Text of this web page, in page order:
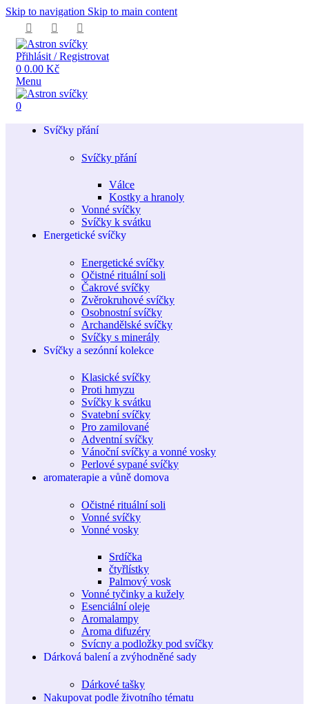
Skip to navigation Skip to main content
Přihlásit / Registrovat
0 0.00 Kč
Menu
0
Svíčky přání
Svíčky přání
Válce
Kostky a hranoly
Vonné svíčky
Svíčky k svátku
Energetické svíčky
Energetické svíčky
Očistné rituální soli
Čakrové svíčky
Zvěrokruhové svíčky
Osobnostní svíčky
Archandělské svíčky
Svíčky s minerály
Svíčky a sezónní kolekce
Klasické svíčky
Proti hmyzu
Svíčky k svátku
Svatební svíčky
Pro zamilované
Adventní svíčky
Vánoční svíčky a vonné vosky
Perlové sypané svíčky
aromaterapie a vůně domova
Očistné rituální soli
Vonné svíčky
Vonné vosky
Srdíčka
čtyřlístky
Palmový vosk
Vonné tyčinky a kužely
Esenciální oleje
Aromalampy
Aroma difuzéry
Svícny a podložky pod svíčky
Dárková balení a zvýhodněné sady
Dárkové tašky
Nakupovat podle životního tématu